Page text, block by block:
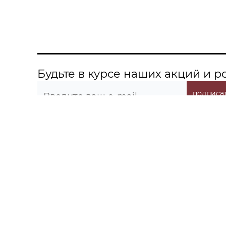
Будьте в курсе наших акций и